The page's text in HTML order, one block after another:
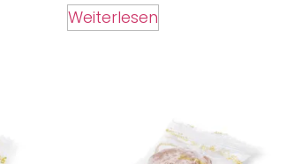
Weiterlesen